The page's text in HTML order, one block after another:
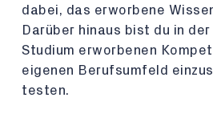
dabei, das erworbene
Darüber hinaus bist du in
Studium erworbenen
eigenen Berufsumfeld
testen.